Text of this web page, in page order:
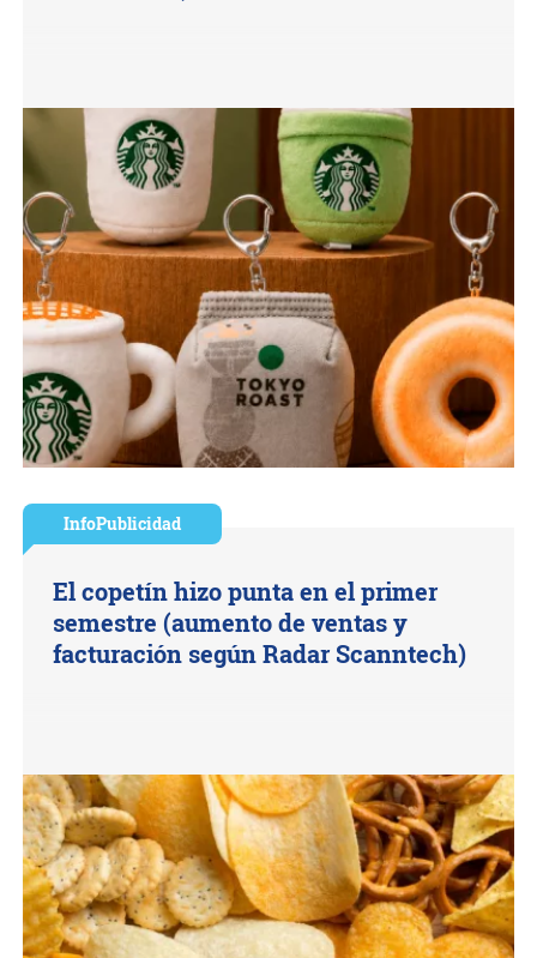
InfoPublicidad
El copetín hizo punta en el primer
semestre (aumento de ventas y
facturación según Radar Scanntech)